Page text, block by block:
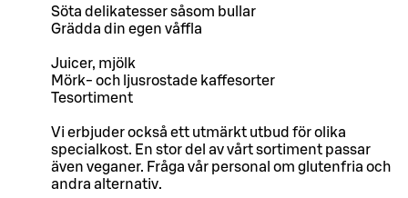
Söta delikatesser såsom bullar
Grädda din egen våffla
Juicer, mjölk
Mörk- och ljusrostade kaffesorter
Tesortiment
Vi erbjuder också ett utmärkt utbud för olika
specialkost. En stor del av vårt sortiment passar
även veganer. Fråga vår personal om glutenfria och
andra alternativ.